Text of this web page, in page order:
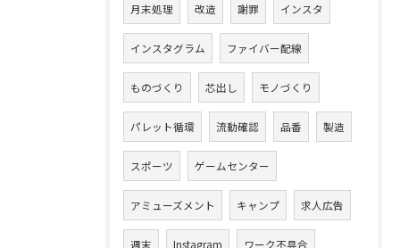
月末処理 改造 謝罪 インスタ
インスタグラム ファイバー配線
ものづくり 芯出し モノづくり
パレット循環 流動確認 品番 製造
スポーツ ゲームセンター
アミューズメント キャンプ 求人広告
週末 Instagram ワーク不具合